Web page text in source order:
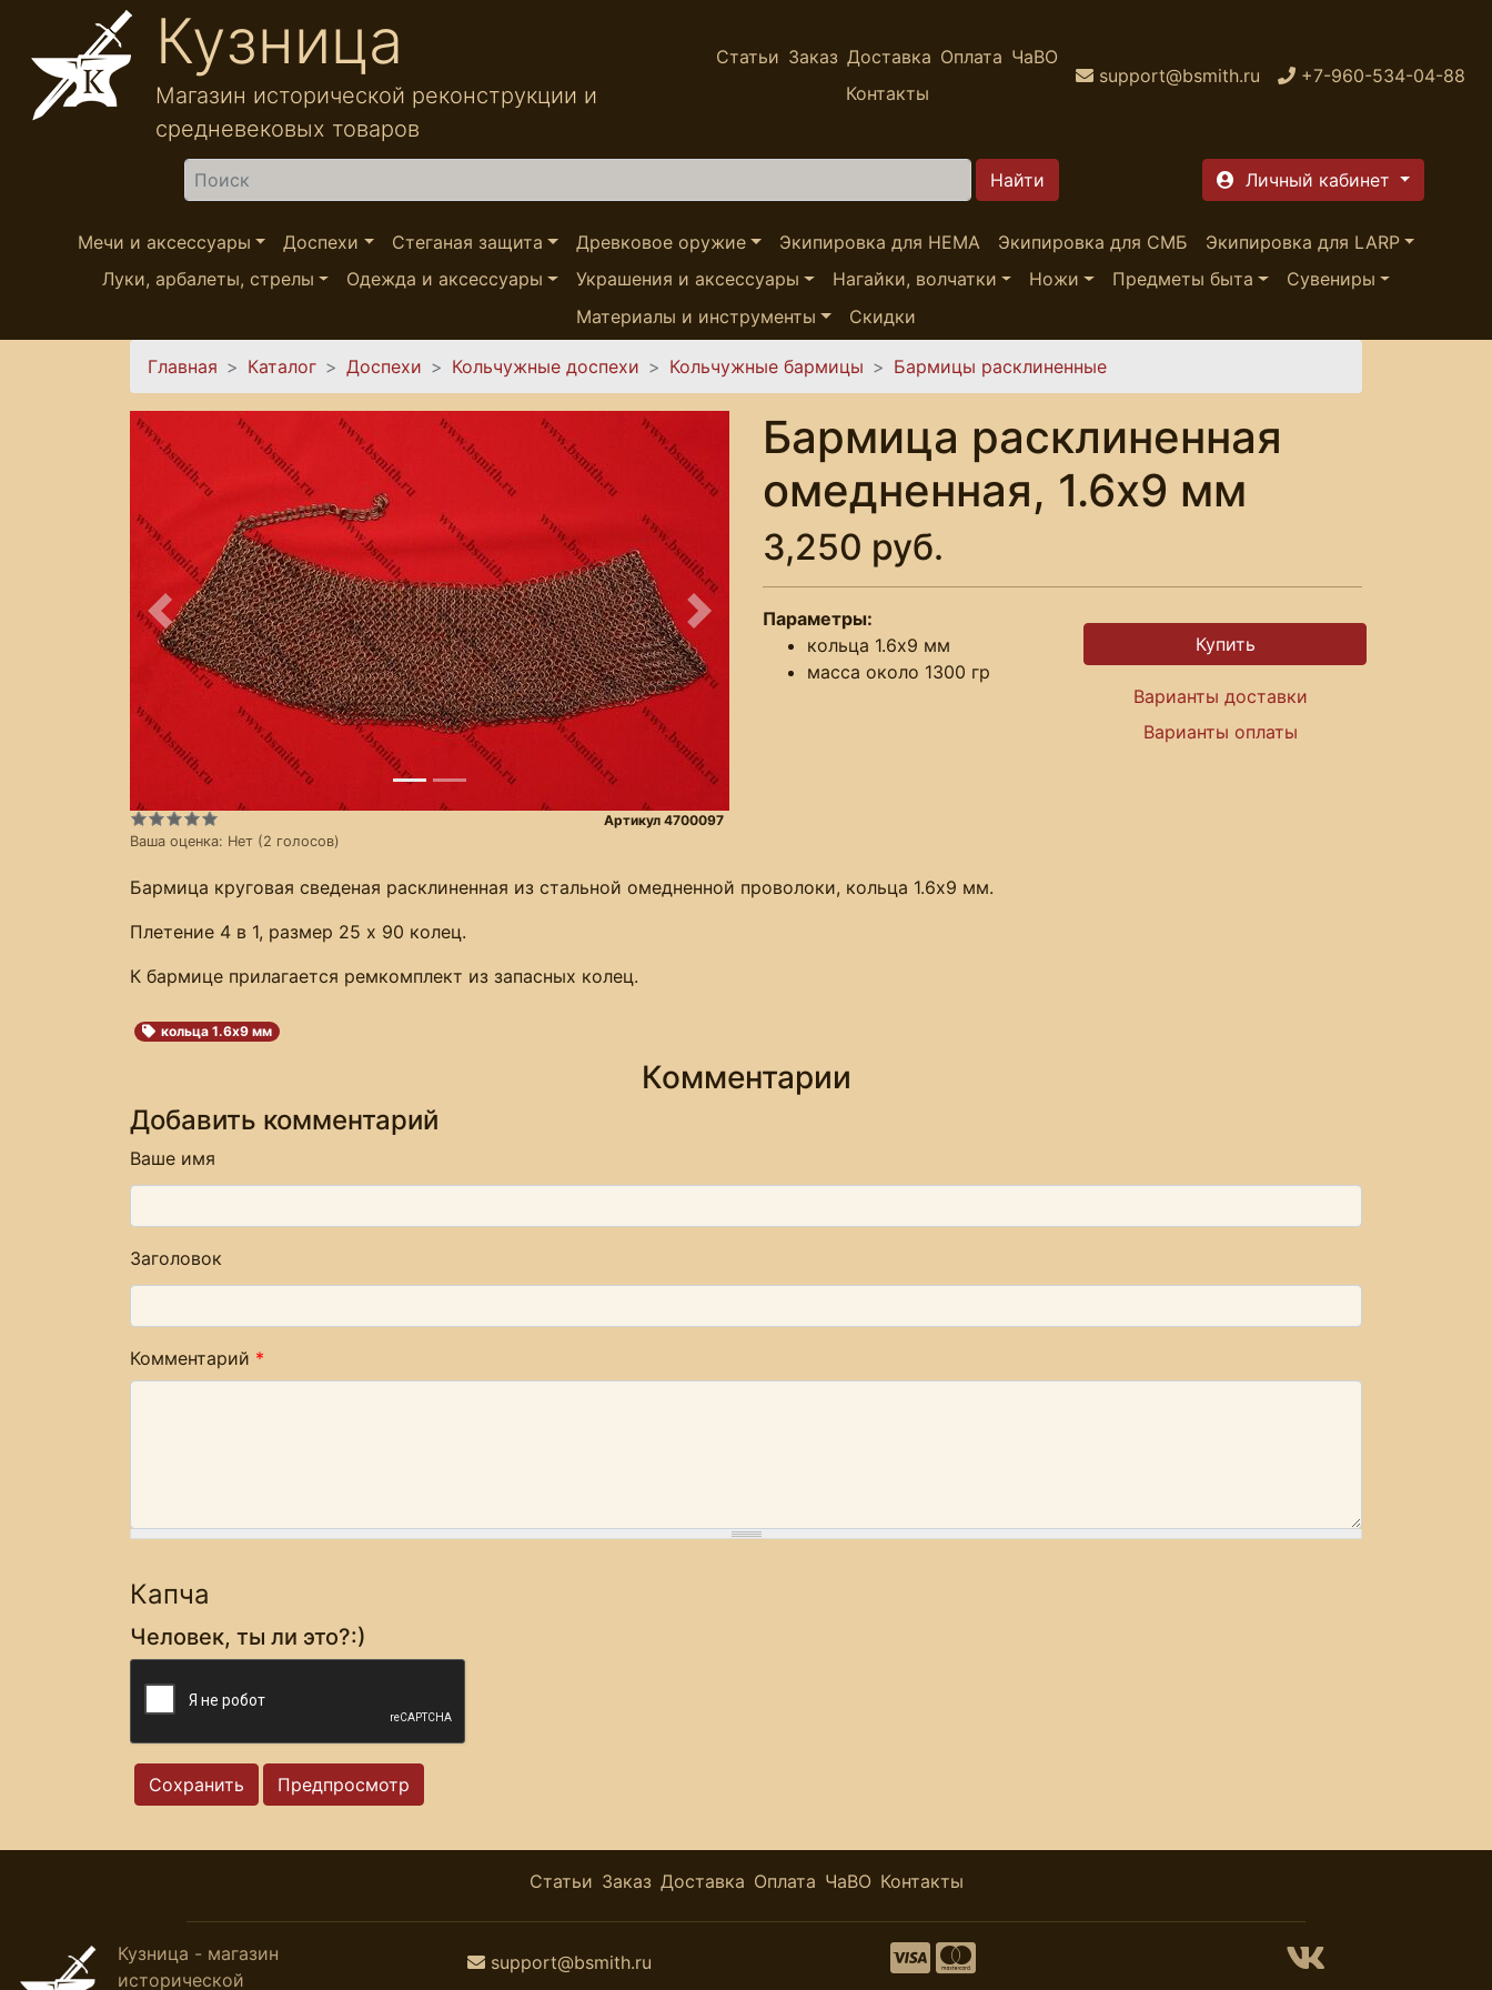
Перейти к основному содержанию
Кузница
Магазин исторической реконструкции и
средневековых товаров
Статьи Заказ Доставка Оплата ЧаВО
Контакты
support@bsmith.ru +7-960-534-04-88
Найти Личный кабинет
Мечи и аксессуары Доспехи Стеганая защита Древковое оружие Экипировка для HEMA Экипировка для СМБ
Экипировка для LARP
Луки, арбалеты, стрелы
Одежда и аксессуары Украшения и аксессуары Нагайки, волчатки Ножи Предметы быта
Сувениры
Материалы и инструменты
Скидки
Вы здесь
Главная Каталог Доспехи Кольчужные доспехи Кольчужные бармицы Бармицы расклиненные
Предыдущее Следующее
Ваша оценка: Нет (2 голосов)
Артикул 4700097
Бармица расклиненная
омедненная, 1.6х9 мм
3,250 руб.
Параметры:
кольца 1.6х9 мм
масса около 1300 гр
Варианты доставки
Варианты оплаты
Бармица круговая сведеная расклиненная из стальной омедненной проволоки, кольца 1.6х9 мм.
Плетение 4 в 1, размер 25 х 90 колец.
К бармице прилагается ремкомплект из запасных колец.
кольца 1.6х9 мм
Комментарии
Добавить комментарий
Ваше имя
Заголовок
Комментарий *
Капча
Человек, ты ли это?:)
Статьи Заказ Доставка Оплата ЧаВО Контакты
Кузница - магазин
исторической
support@bsmith.ru